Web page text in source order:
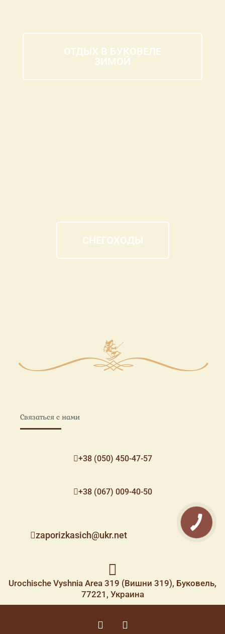
ОТДЫХ В БУКОВЕЛЕ
ЗИМОЙ
СНЕГОХОДЫ
Связаться с нами
+38 (050) 450-47-57
+38 (067) 009-40-50
zaporizkasich@ukr.net
Urochische Vyshnia Area 319 (Вишни 319), Буковель,
77221, Украина
F
I